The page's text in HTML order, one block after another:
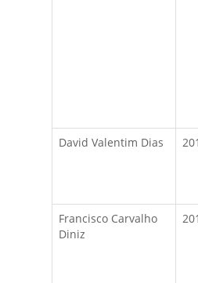
David Valentim Dias
Francisco Carvalho
Diniz